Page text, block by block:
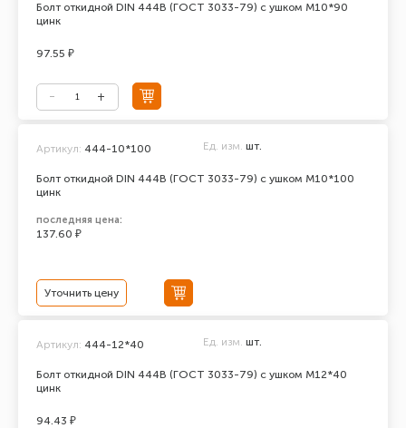
Болт откидной DIN 444В (ГОСТ 3033-79) с ушком М10*90
цинк
97.55 ₽
Болт откидной DIN 444В (ГОСТ 3033-79) с ушком М10*100
цинк
Артикул: 444-10*100 Ед. изм. шт.
последняя цена:
137.60 ₽
Уточнить цену
Болт откидной DIN 444В (ГОСТ 3033-79) с ушком М12*40
цинк
Артикул: 444-12*40 Ед. изм. шт.
94.43 ₽